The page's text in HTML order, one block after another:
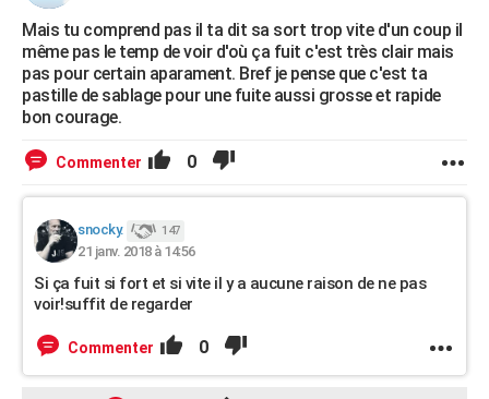
Mais tu comprend pas il ta dit sa sort trop vite d'un coup il
même pas le temp de voir d'où ça fuit c'est très clair mais
pas pour certain aparament. Bref je pense que c'est ta
pastille de sablage pour une fuite aussi grosse et rapide
bon courage.
Commenter 0
snocky. 147
21 janv. 2018 à 14:56
Si ça fuit si fort et si vite il y a aucune raison de ne pas
voir!suffit de regarder
Commenter 0